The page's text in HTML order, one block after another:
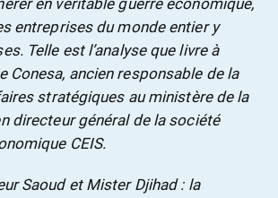
en véritable guerre économique,
entreprises du monde entier y
Telle est l’analyse que livre à
Conesa, ancien responsable de la
stratégiques au ministère de la
directeur général de la société
CEIS.
Saoud et Mister Djihad : la